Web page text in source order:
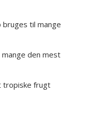
bruges til mange
mange den mest
tropiske frugt